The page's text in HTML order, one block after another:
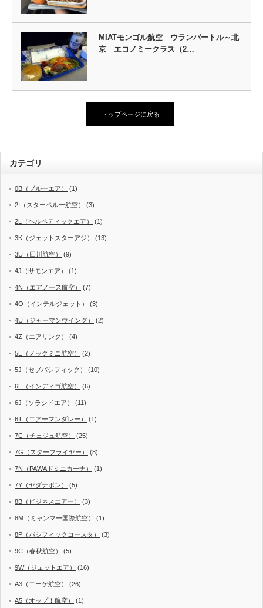
MIATモンゴル航空 ウランバートル～北
京 エコノミークラス（2…
トップページに戻る
カテゴリ
0B（ブルーエア） (1)
2I（スターペルー航空） (3)
2L（ヘルベティックエア） (1)
3K（ジェットスターアジ） (13)
3U（四川航空） (9)
4J（サモンエア） (1)
4N（エアノース航空） (7)
4O（インテルジェット） (3)
4U（ジャーマンウイング） (2)
4Z（エアリンク） (4)
5E（ノックミニ航空） (2)
5J（セブパシフィック） (10)
6E（インディゴ航空） (6)
6J（ソラシドエア） (11)
6T（エアーマンダレー） (1)
7C（チェジュ航空） (25)
7G（スターフライヤー） (8)
7N（PAWAドミニカーナ） (1)
7Y（ヤダナポン） (5)
8B（ビジネスエアー） (3)
8M（ミャンマー国際航空） (1)
8P（パシフィックコースタ） (3)
9C（春秋航空） (5)
9W（ジェットエア） (16)
A3（エーゲ航空） (26)
A5（オップ！航空） (1)